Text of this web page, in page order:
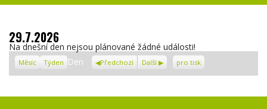
29.7.2026
Na dnešní den nejsou plánované žádné události!
Měsíc Týden Den Předchozí Další Zobrazení
pro tisk